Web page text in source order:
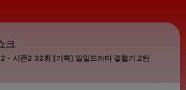
크
- 시즌2 32회 [기획] 일일드라마 겉핥기 2탄